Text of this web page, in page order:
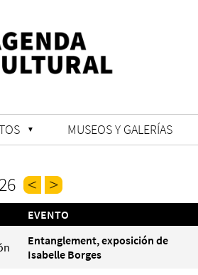
MUSEOS Y GALERÍAS
EVENTO
Entanglement, exposición de
Isabelle Borges